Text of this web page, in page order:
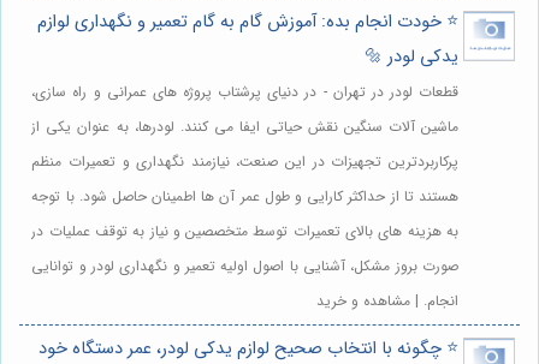
⭐️ خودت انجام بده: آموزش گام به گام تعمیر و نگهداری لوازم
یدکی لودر 🔩
قطعات لودر در تهران - در دنیای پرشتاب پروژه های عمرانی و راه سازی،
ماشین آلات سنگین نقش حیاتی ایفا می کنند. لودرها، به عنوان یکی از
پرکاربردترین تجهیزات در این صنعت، نیازمند نگهداری و تعمیرات منظم
هستند تا از حداکثر کارایی و طول عمر آن ها اطمینان حاصل شود. با توجه
به هزینه های بالای تعمیرات توسط متخصصین و نیاز به توقف عملیات در
صورت بروز مشکل، آشنایی با اصول اولیه تعمیر و نگهداری لودر و توانایی
انجام. | مشاهده و خرید
⭐️ چگونه با انتخاب صحیح لوازم یدکی لودر، عمر دستگاه خود